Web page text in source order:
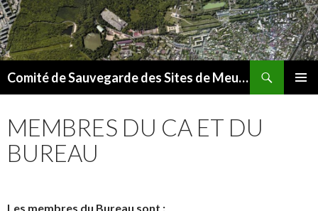
Comité de Sauvegarde des Sites de Meudon
CONTENU
MEMBRES DU CA ET DU
BUREAU
Les membres du Bureau sont :